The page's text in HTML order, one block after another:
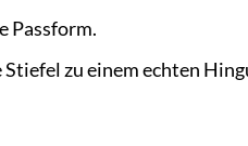
Passform.
zu einem echten